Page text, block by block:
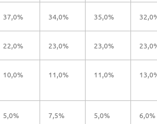
37,0% 34,0% 35,0%
22,0% 23,0% 23,0%
10,0% 11,0% 11,0%
5,0% 7,5% 5,0% 6,0%